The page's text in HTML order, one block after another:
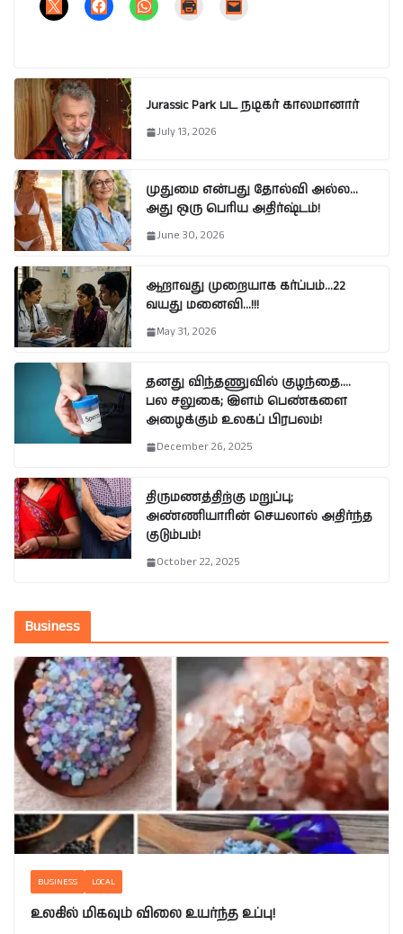
Jurassic Park பட நடிகர் காலமானார்
July 13, 2026
முதுமை என்பது தோல்வி அல்ல…
அது ஒரு பெரிய அதிர்ஷ்டம்!
June 30, 2026
ஆறாவது முறையாக கர்ப்பம்…22
வயது மனைவி…!!!
May 31, 2026
தனது விந்தணுவில் குழந்தை….
பல சலுகை; இளம் பெண்களை
அழைக்கும் உலகப் பிரபலம்!
December 26, 2025
திருமணத்திற்கு மறுப்பு;
அண்ணியாரின் செயலால் அதிர்ந்த
குடும்பம்!
October 22, 2025
Business
BUSINESS LOCAL
உலகில் மிகவும் விலை உயர்ந்த உப்பு!